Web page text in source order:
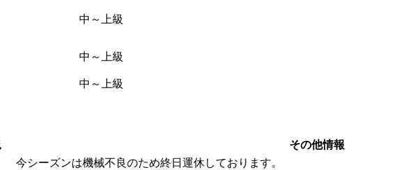
中～上級
中～上級
中～上級
その他情報
今シーズンは機械不良のため終日運休しております。